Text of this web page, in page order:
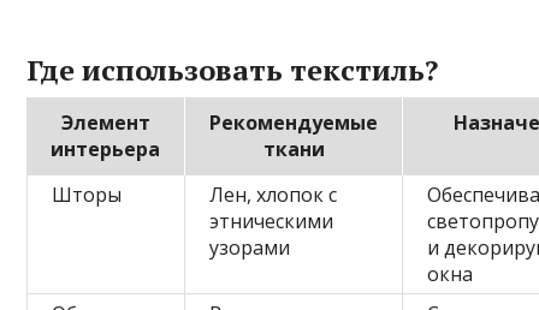
Где использовать текстиль?
Элемент
интерьера
Рекомендуемые
ткани
Шторы
Лен, хлопок с
этническими
узорами
и
окна